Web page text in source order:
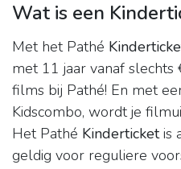
Wat is een
Met het Pathé
met 11 jaar vanaf
films bij Pathé! En met
Kidscombo, wordt je
Het Pathé Kinderticketis
geldig voor reguliere